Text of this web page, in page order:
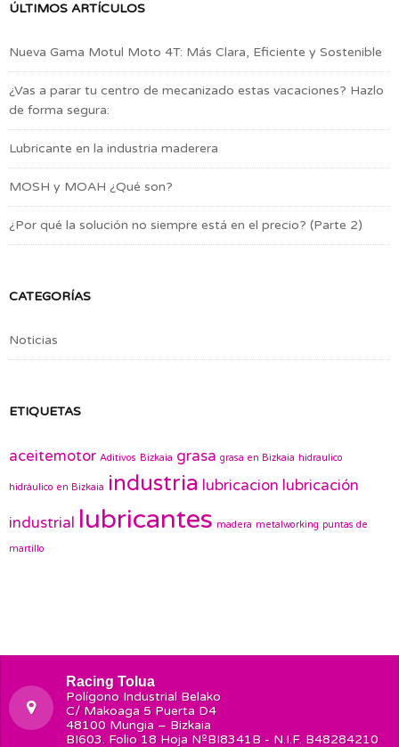
ÚLTIMOS ARTÍCULOS
Nueva Gama Motul Moto 4T: Más Clara, Eficiente y Sostenible
¿Vas a parar tu centro de mecanizado estas vacaciones? Hazlo
de forma segura:
Lubricante en la industria maderera
MOSH y MOAH ¿Qué son?
¿Por qué la solución no siempre está en el precio? (Parte 2)
CATEGORÍAS
Noticias
ETIQUETAS
aceitemotor Aditivos Bizkaia grasa grasa en Bizkaia hidraulico
hidráulico en Bizkaia industria lubricacion lubricación
industrial lubricantes madera metalworking puntas de
martillo
Racing Tolua
Polígono Industrial Belako
C/ Makoaga 5 Puerta D4
48100 Mungia – Bizkaia
BI603. Folio 18 Hoja NºBI8341B - N.I.F. B48284210